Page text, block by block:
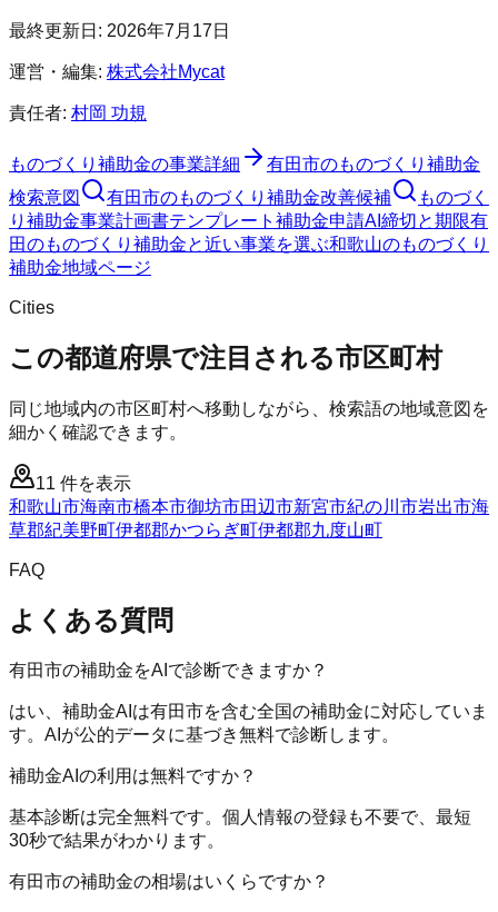
最終更新日: 2026年7月17日
運営・編集: 株式会社Mycat
責任者: 村岡 功規
ものづくり補助金の事業詳細 有田市のものづくり補助金
検索意図
有田市のものづくり補助金改善候補
ものづく
り補助金事業計画書テンプレート 補助金申請AI 締切と期限有
田のものづくり補助金と近い事業を選ぶ和歌山のものづくり
補助金地域ページ
Cities
この都道府県で注目される市区町村
同じ地域内の市区町村へ移動しながら、検索語の地域意図を
細かく確認できます。
11 件を表示
和歌山市海南市橋本市御坊市田辺市新宮市紀の川市岩出市海
草郡紀美野町伊都郡かつらぎ町伊都郡九度山町
FAQ
よくある質問
有田市の補助金をAIで診断できますか？
はい、補助金AIは有田市を含む全国の補助金に対応していま
す。AIが公的データに基づき無料で診断します。
補助金AIの利用は無料ですか？
基本診断は完全無料です。個人情報の登録も不要で、最短
30秒で結果がわかります。
有田市の補助金の相場はいくらですか？